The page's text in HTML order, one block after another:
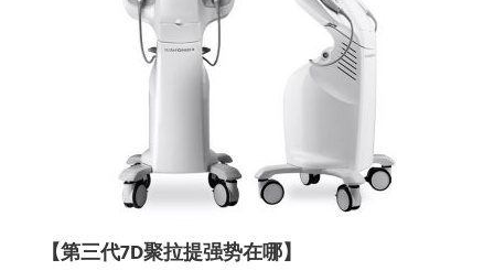
【第三代7D聚拉提强势在哪】